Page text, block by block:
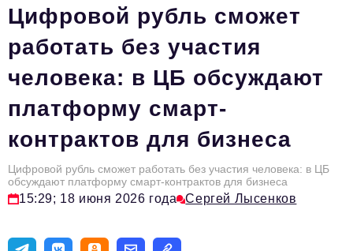
HR
Персона номера
Юридический практикум
Стиль жизни
Туризм
Импортозамещение
ОПК
Цифровой рубль сможет
работать без участия
человека: в ЦБ обсуждают
платформу смарт-
контрактов для бизнеса
Цифровой рубль сможет работать без участия человека: в ЦБ
обсуждают платформу смарт-контрактов для бизнеса
15:29; 18 июня 2026 года Сергей Лысенков